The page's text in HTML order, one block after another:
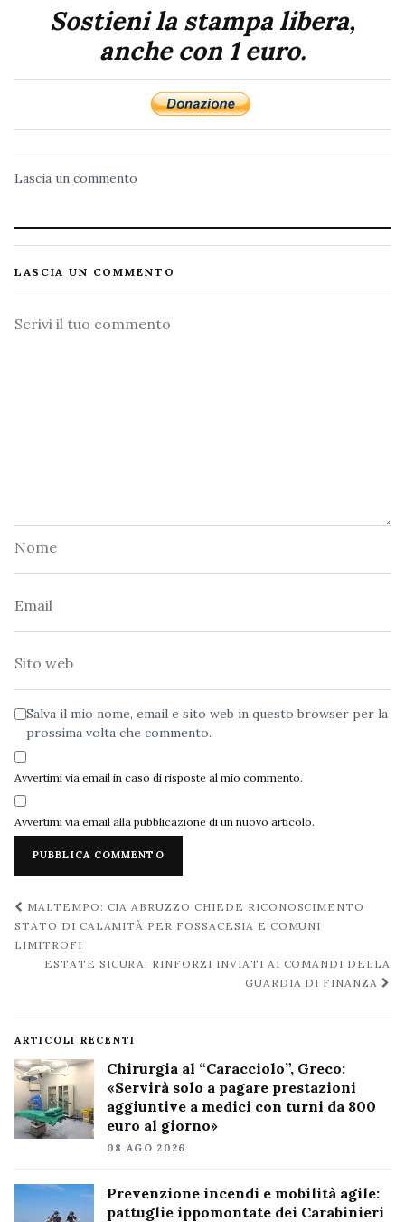
Sostieni la stampa libera,
anche con 1 euro.
Lascia un commento
LASCIA UN COMMENTO
Commento
Salva il mio nome, email e sito web in questo browser per la
prossima volta che commento.
Avvertimi via email in caso di risposte al mio commento.
Avvertimi via email alla pubblicazione di un nuovo articolo.
Navigazione
post
MALTEMPO: CIA ABRUZZO CHIEDE RICONOSCIMENTO
STATO DI CALAMITÀ PER FOSSACESIA E COMUNI
LIMITROFI
ESTATE SICURA: RINFORZI INVIATI AI COMANDI DELLA
GUARDIA DI FINANZA
ARTICOLI RECENTI
Chirurgia al “Caracciolo”, Greco:
«Servirà solo a pagare prestazioni
aggiuntive a medici con turni da 800
euro al giorno»
08 AGO 2026
Prevenzione incendi e mobilità agile:
pattuglie ippomontate dei Carabinieri